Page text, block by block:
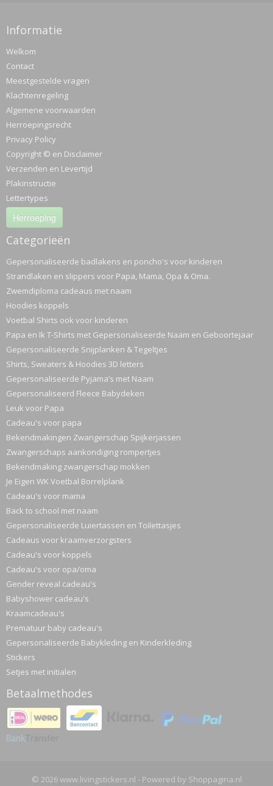
Informatie
Welkom
Contact
Meestgestelde vragen
Klachtenregeling
Algemene voorwaarden
Herroepingsrecht
Privacy Policy
Copyright © en Disclaimer
Verzenden en Levertijd
Plakinstructie
Lettertypes
Herroeping
Categorieën
Gepersonaliseerde badlakens en poncho's voor kinderen
Strandlaken en slippers voor Papa, Mama, Opa & Oma.
Zwemdiploma cadeaus met naam
Hoodies koppels
Voetbal Shirts ook voor kinderen
Papa en Ik T-Shirts met Gepersonaliseerde Naam en Geboortejaar
Gepersonaliseerde Snijplanken & Tegeltjes
Shirts, Sweaters & Hoodies 3D letters
Gepersonaliseerde Pyjama’s met Naam
Gepersonaliseerd Fleece Babydeken
Leuk voor Papa
Cadeau's voor papa
Bekendmakingen Zwangerschap Spijkerjassen
Zwangerschaps aankondiging rompertjes
Bekendmaking zwangerschap mokken
Je Eigen WK Voetbal Borrelplank
Cadeau's voor mama
Back to school met naam
Gepersonaliseerde Luiertassen en Toilettasjes
Cadeaus voor kraamverzorgsters
Cadeau's voor koppels
Cadeau's voor opa/oma
Gender reveal cadeau's
Babyshower cadeau's
Kraamcadeau's
Prematuur baby cadeau's
Gepersonaliseerde Babykleding en Kinderkleding
Stickers
Setjes met initialen
Betaalmethodes
© 2026 www.livingstickers.nl - Powered by Shoppagina.nl